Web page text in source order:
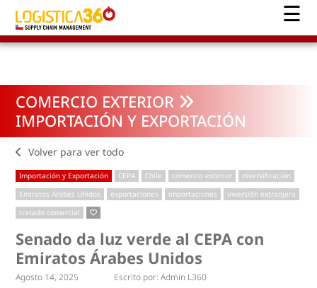
COMERCIO EXTERIOR
IMPORTACIÓN Y EXPORTACIÓN
Volver para ver todo
Importación y Exportación CEPA Chile comercio exterior
diversificación
Emiratos Árabes Unidos
exportaciones importaciones
inversión extranjera
tratado comercial
Senado da luz verde al CEPA con
Emiratos Árabes Unidos
Agosto 14, 2025 Escrito por: Admin L360